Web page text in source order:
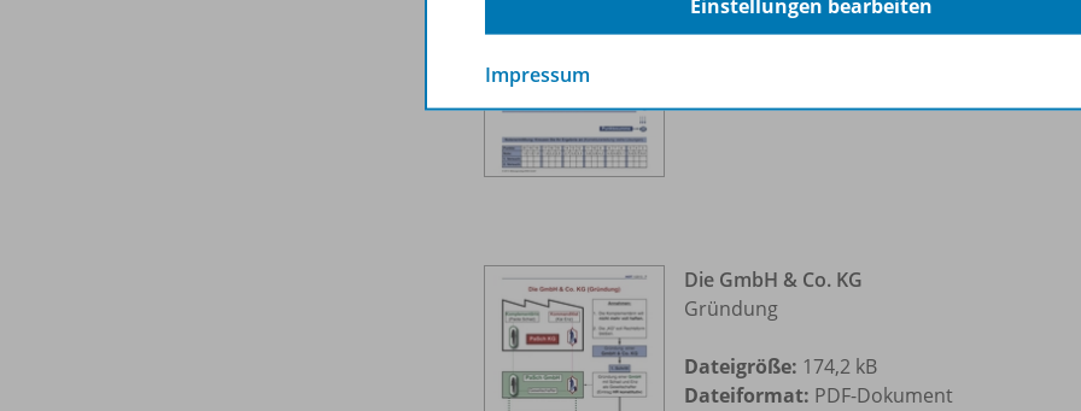
Die GmbH & Co. KG
Gründung
Dateigröße: 174,2 kB
Dateiformat: PDF-Dokument
Einstellungen bearbeiten
Impressum